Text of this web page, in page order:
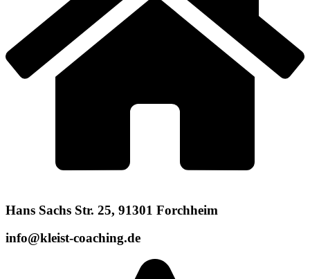
Hans Sachs Str. 25, 91301 Forchheim
info@kleist-coaching.de